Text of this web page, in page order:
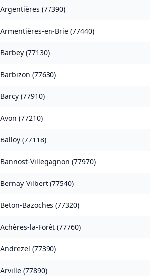
Argentières (77390)
Armentières-en-Brie (77440)
Barbey (77130)
Barbizon (77630)
Barcy (77910)
Avon (77210)
Balloy (77118)
Bannost-Villegagnon (77970)
Bernay-Vilbert (77540)
Beton-Bazoches (77320)
Achères-la-Forêt (77760)
Andrezel (77390)
Arville (77890)